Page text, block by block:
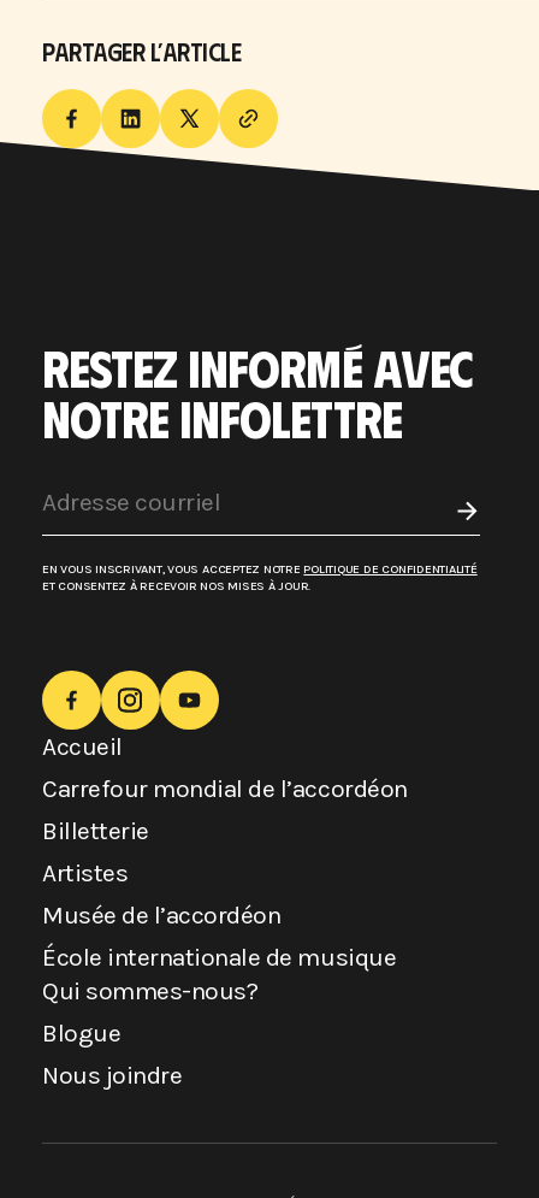
PARTAGER L’ARTICLE
RESTEZ INFORMÉ AVEC
NOTRE INFOLETTRE
EN VOUS INSCRIVANT, VOUS ACCEPTEZ NOTRE POLITIQUE DE CONFIDENTIALITÉ
ET CONSENTEZ À RECEVOIR NOS MISES À JOUR.
Accueil
Carrefour mondial de l’accordéon
Billetterie
Artistes
Musée de l’accordéon
École internationale de musique
Qui sommes-nous?
Blogue
Nous joindre